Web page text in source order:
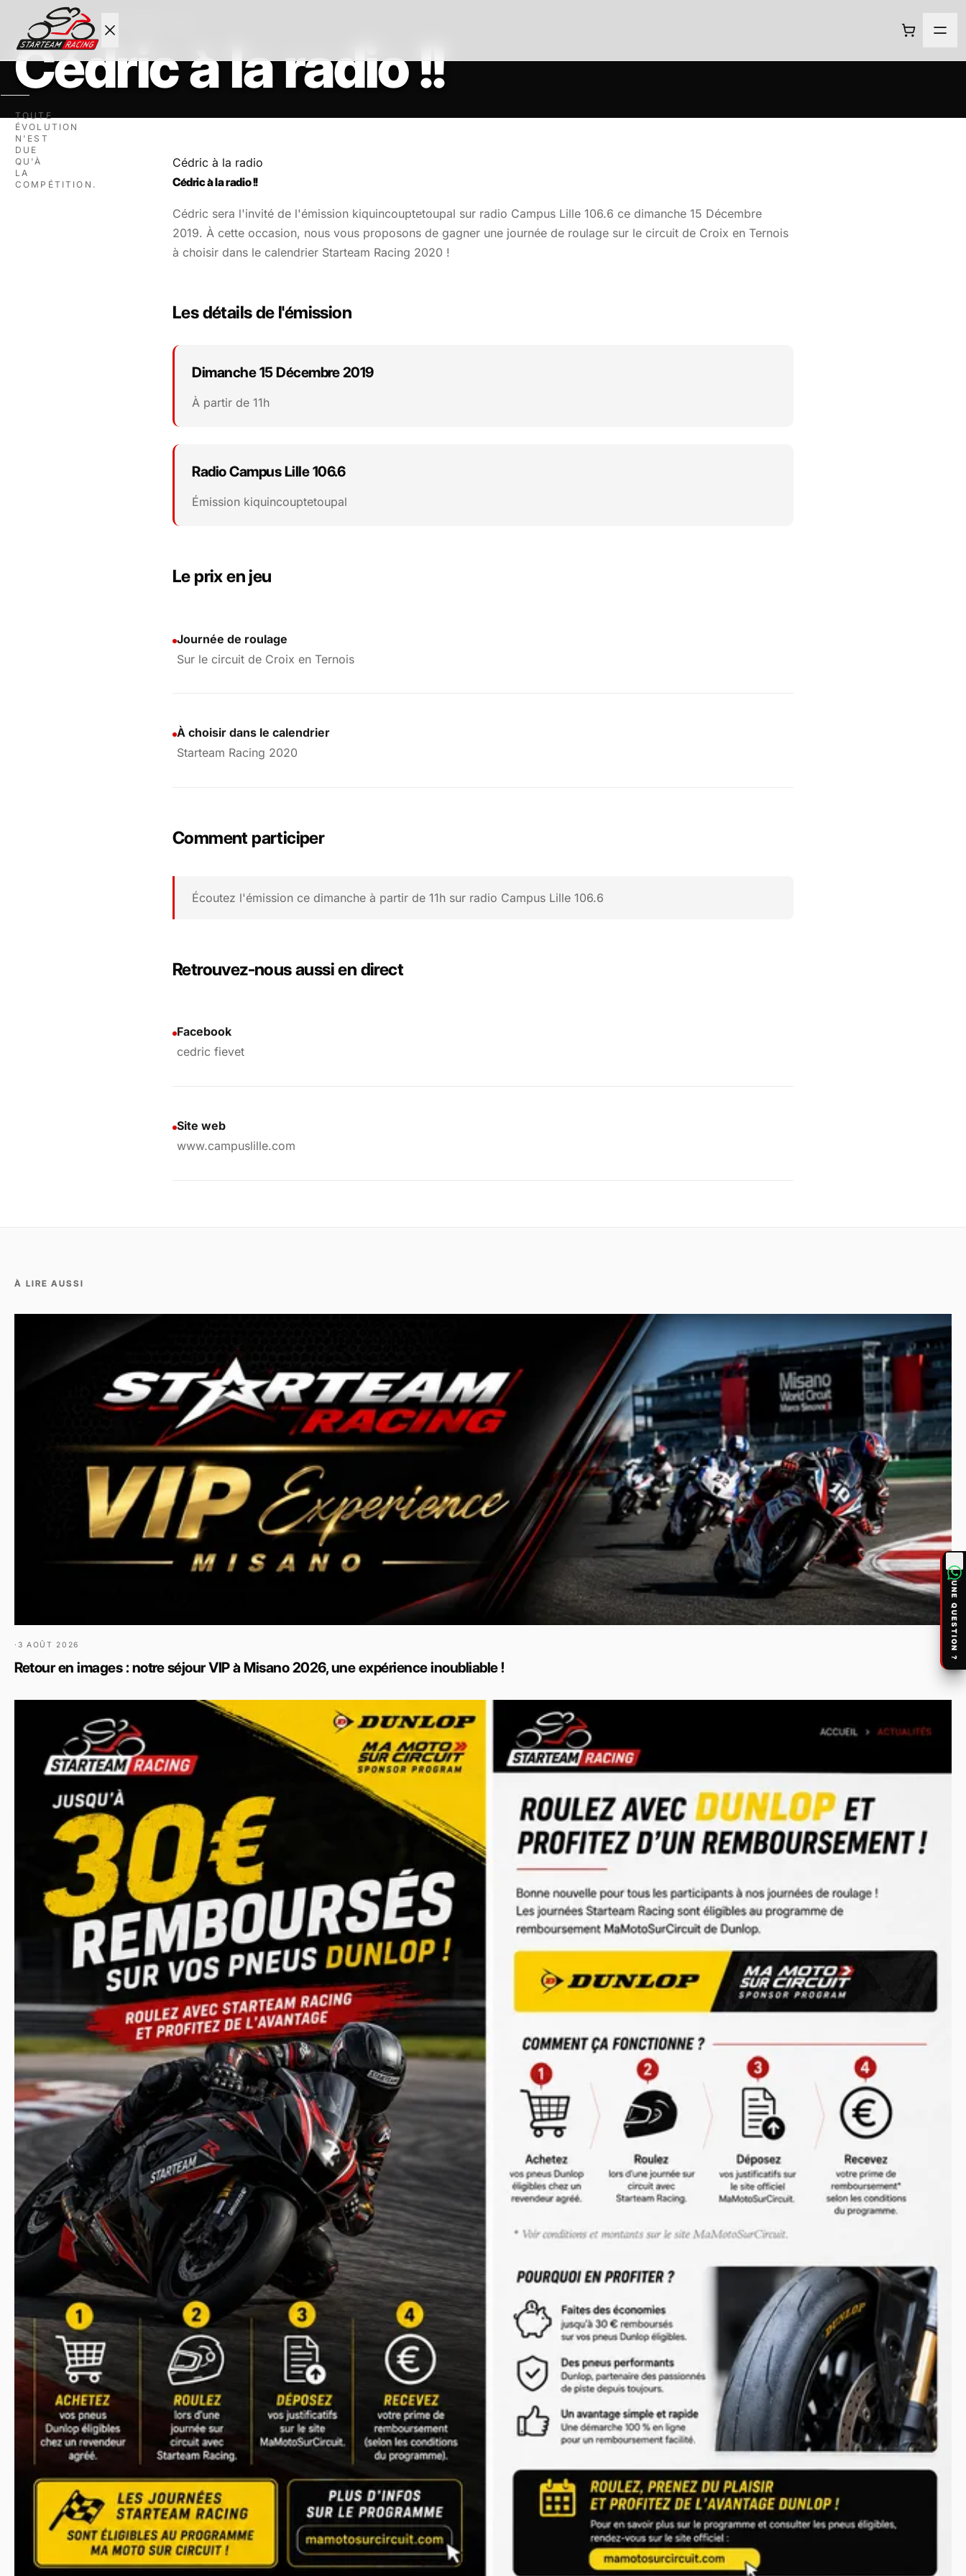
ACCUEIL
ROULAGE
NEWS
TOUTE
ÉVOLUTION
N'EST
DUE
QU'À
LA
COMPÉTITION.
ACTUALITÉS·14 DÉCEMBRE 2019
Cédric à la radio !!
Cédric à la radio
Cédric à la radio !!
Cédric sera l'invité de l'émission kiquincouptetoupal sur radio Campus Lille 106.6 ce dimanche 15 Décembre
2019. À cette occasion, nous vous proposons de gagner une journée de roulage sur le circuit de Croix en Ternois
à choisir dans le calendrier Starteam Racing 2020 !
Les détails de l'émission
Dimanche 15 Décembre 2019
À partir de 11h
Radio Campus Lille 106.6
Émission kiquincouptetoupal
Le prix en jeu
Journée de roulage
Sur le circuit de Croix en Ternois
À choisir dans le calendrier
Starteam Racing 2020
Comment participer
Écoutez l'émission ce dimanche à partir de 11h sur radio Campus Lille 106.6
Retrouvez-nous aussi en direct
Facebook
cedric fievet
Site web
www.campuslille.com
À LIRE AUSSI
· 3 AOÛT 2026
Retour en images : notre séjour VIP à Misano 2026, une expérience inoubliable !
UNE QUESTION ?